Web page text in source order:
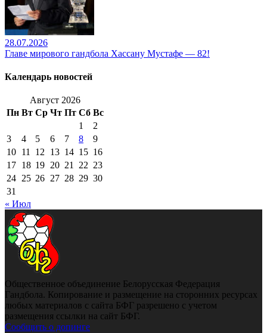
28.07.2026
Главе мирового гандбола Хассану Мустафе — 82!
Календарь новостей
Август 2026
Пн Вт Ср Чт Пт Сб Вс
1
2
3
4 5 6 7 8
9
10 11 12 13 14 15 16
17 18 19 20 21 22 23
24 25 26 27 28 29 30
31
« Июл
Общественное объединение Белорусская Федерация
Гандбола. Копирование и размещение на сторонних ресурсах
любых материалов с сайта БФГ разрешено с учетом
размещения ссылки на сайт БФГ.
Сообщить о допинге